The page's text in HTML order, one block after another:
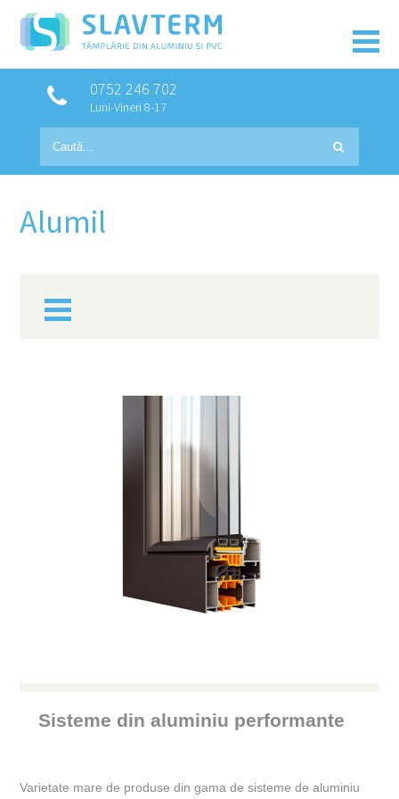
0752 246 702
Luni-Vineri 8-17
Alumil
SITE ANTIINSECTE
Sisteme din aluminiu performante
Varietate mare de produse din gama de sisteme de aluminiu